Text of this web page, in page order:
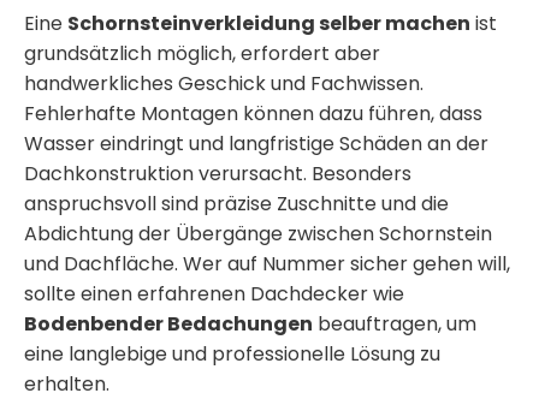
Eine Schornsteinverkleidung selber machen ist
grundsätzlich möglich, erfordert aber
handwerkliches Geschick und Fachwissen.
Fehlerhafte Montagen können dazu führen, dass
Wasser eindringt und langfristige Schäden an der
Dachkonstruktion verursacht. Besonders
anspruchsvoll sind präzise Zuschnitte und die
Abdichtung der Übergänge zwischen Schornstein
und Dachfläche. Wer auf Nummer sicher gehen will,
sollte einen erfahrenen Dachdecker wie
Bodenbender Bedachungen beauftragen, um
eine langlebige und professionelle Lösung zu
erhalten.